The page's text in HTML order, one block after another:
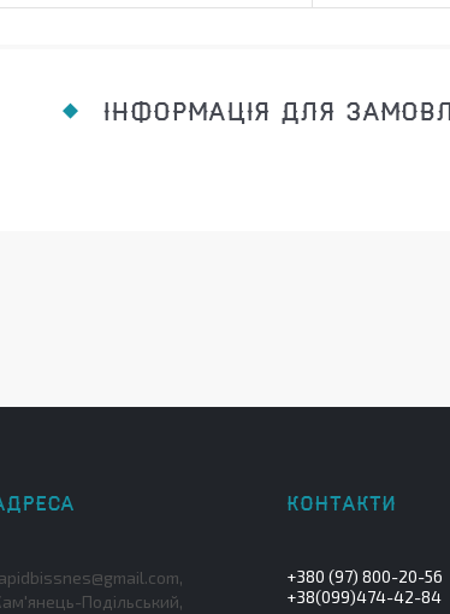
ІНФОРМАЦІЯ ДЛЯ
Подільський,
+380 (97) 800-20-56
+38(099)474-42-84